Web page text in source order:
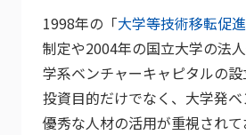
1998年の「大学等技術移転促進
制定や2004年の国立大学の法
学系ベンチャーキャピタルの設
投資目的だけでなく、大学発
優秀な人材の活用が重視され